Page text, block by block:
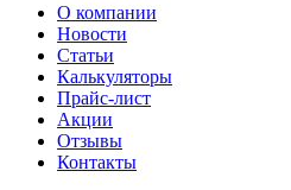
О компании
Новости
Статьи
Калькуляторы
Прайс-лист
Акции
Отзывы
Контакты